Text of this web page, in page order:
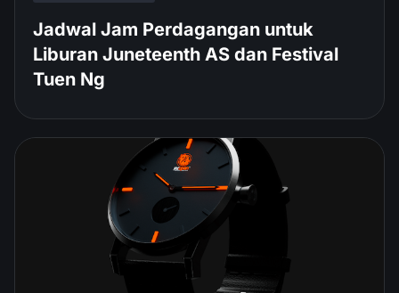
Jadwal Jam Perdagangan untuk
Liburan Juneteenth AS dan Festival
Tuen Ng